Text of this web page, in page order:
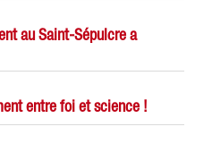
au Saint-Sépulcre a
entre foi et science !